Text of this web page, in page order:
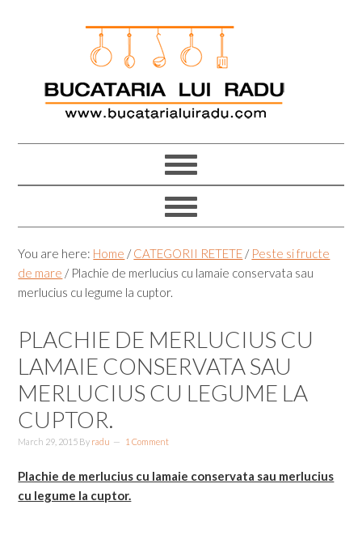
You are here: Home / CATEGORII RETETE / Peste si fructe
de mare /Plachie de merlucius cu lamaie conservata sau
merlucius cu legume la cuptor.
PLACHIE DE MERLUCIUS CU
LAMAIE CONSERVATA SAU
MERLUCIUS CU LEGUME LA
CUPTOR.
March 29, 2015 By radu 1 Comment
Plachie de merlucius cu lamaie conservata sau merlucius
cu legume la cuptor.